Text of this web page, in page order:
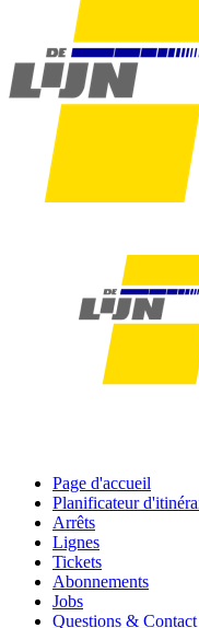
Page d'accueil
Planificateur
Arrêts
Lignes
Tickets
Abonnements
Jobs
Questions & Contact